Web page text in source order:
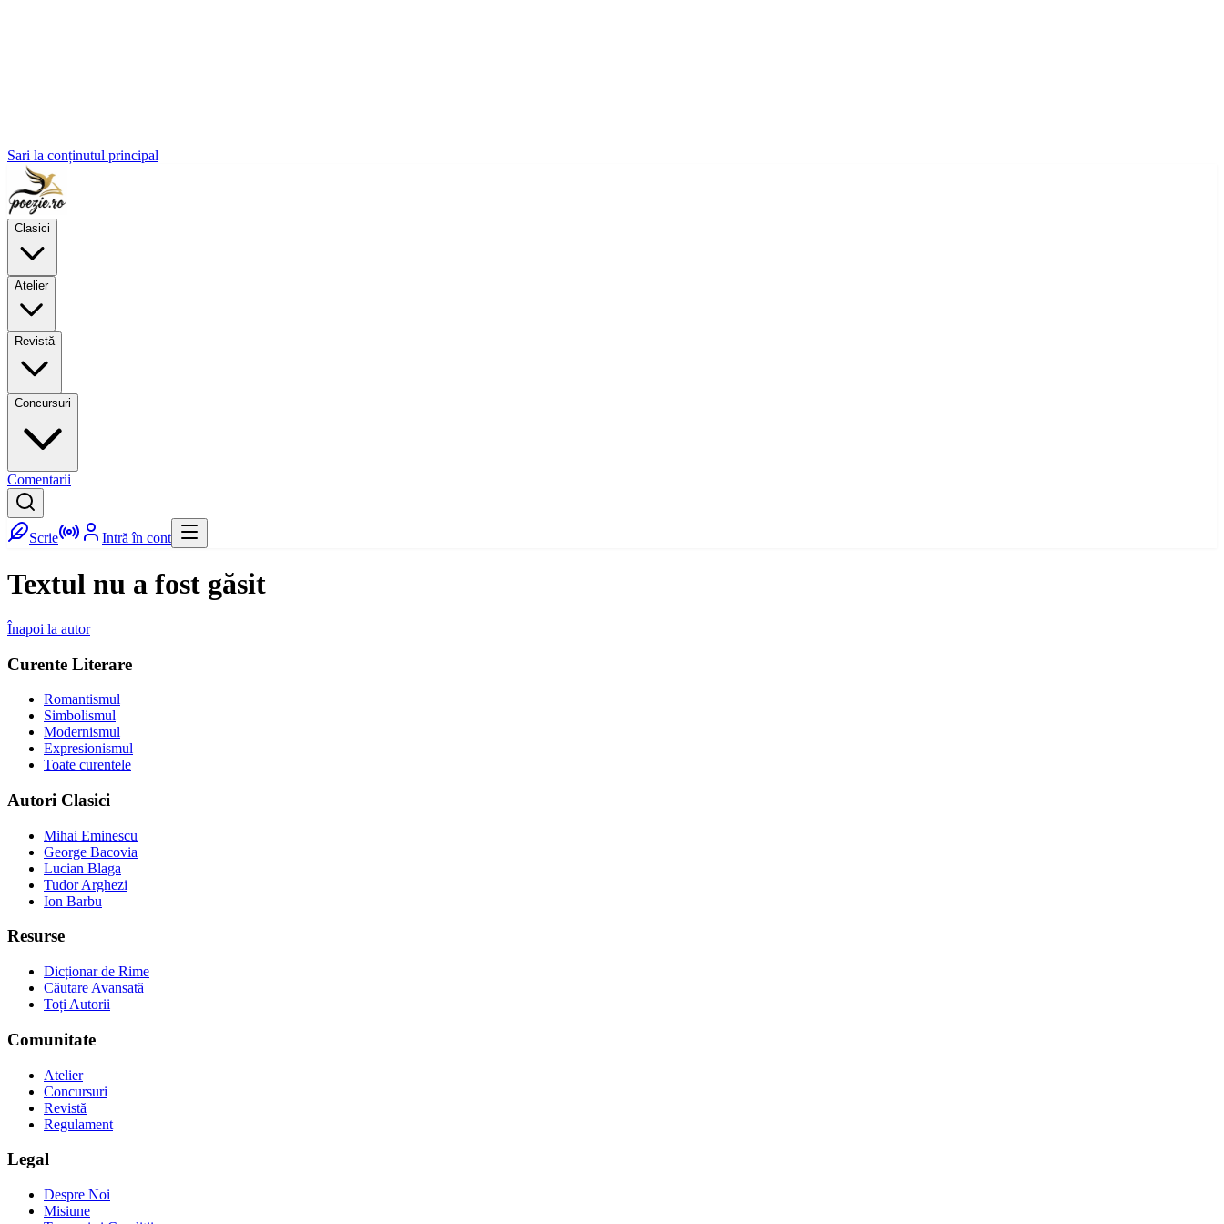
Sari la conținutul principal
Clasici
Atelier
Revistă
Concursuri
Comentarii
Scrie Intră în cont
Textul nu a fost găsit
Înapoi la autor
Curente Literare
Romantismul
Simbolismul
Modernismul
Expresionismul
Toate curentele
Autori Clasici
Mihai Eminescu
George Bacovia
Lucian Blaga
Tudor Arghezi
Ion Barbu
Resurse
Dicționar de Rime
Căutare Avansată
Toți Autorii
Comunitate
Atelier
Concursuri
Revistă
Regulament
Legal
Despre Noi
Misiune